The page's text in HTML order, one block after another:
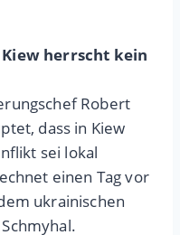
herrscht kein
Robert
dass in Kiew
sei lokal
einen Tag vor
ukrainischen